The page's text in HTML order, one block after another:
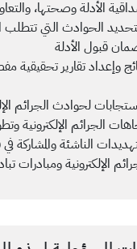
الأدلة وصحتها،
لتحديد الحوادث التي تتطلب
قبول الأدلة
وإعداد تقارير
لحوادث الجرائم
الجرائم الإلكترونية
الناشئة والمشاركة
الإلكترونية ومبادرات